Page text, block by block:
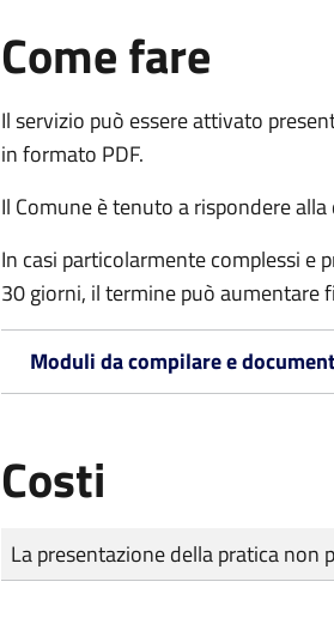
Come fare
Il servizio può essere attivato
in formato PDF.
Il Comune è tenuto a rispondere
In casi particolarmente complessi e
30 giorni, il termine può aumentare
Moduli da compilare e
Costi
Tipo di pagamento
Importo
La presentazione della pratica non